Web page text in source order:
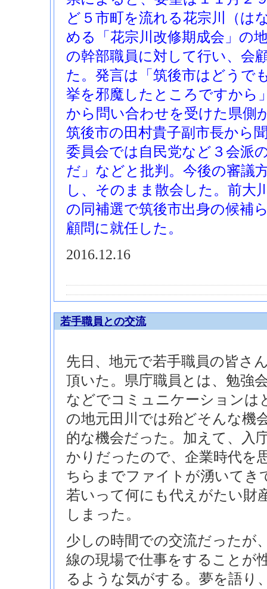
ど５市町を流れる花宗川（は
める「花宗川改修期成会」の
の幹部職員に対して行い、会
た。発言は「筑後市はどうで
挙を邪魔したところですから
から問い合わせを受けた県側
筑後市の田村貴子副市長から
委員会では自民党など３会派
だ」などと批判。今後の審議
し、そのまま散会した。前大
の同補選で筑後市出身の候補
顧問に就任した。
2016.12.16
若手職員との交流
先日、地元で若手職員の皆さ
頂いた。県庁職員とは、勉強
などでコミュニケーションは
の地元田川では殆どそんな機
的な機会だった。加えて、入
かりだったので、企業時代を
ちらまでファイトが湧いてき
若いって何にも代えがたい財
しまった。
少しの時間での交流だったが
線の現場で仕事をすることが
るような気がする。夢を語り